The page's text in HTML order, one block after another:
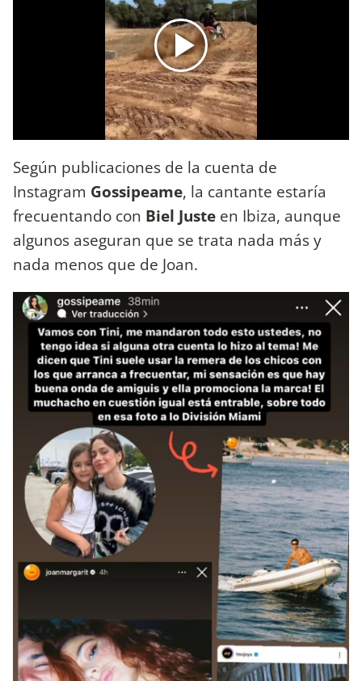
Según publicaciones de la cuenta de
Instagram Gossipeame, la cantante estaría
frecuentando con Biel Juste en Ibiza, aunque
algunos aseguran que se trata nada más y
nada menos que de Joan.